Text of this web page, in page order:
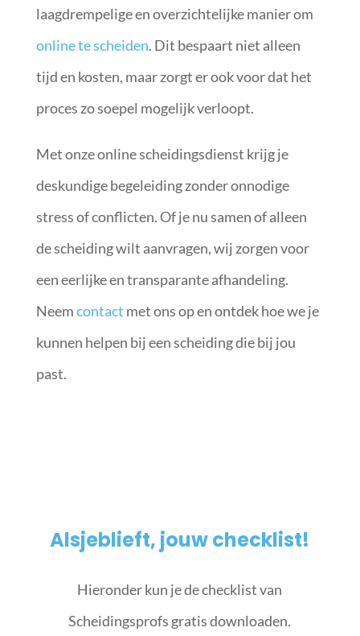
laagdrempelige en overzichtelijke manier om
online te scheiden. Dit bespaart niet alleen
tijd en kosten, maar zorgt er ook voor dat het
proces zo soepel mogelijk verloopt.
Met onze online scheidingsdienst krijg je
deskundige begeleiding zonder onnodige
stress of conflicten. Of je nu samen of alleen
de scheiding wilt aanvragen, wij zorgen voor
een eerlijke en transparante afhandeling.
Neemcontact met ons op en ontdek hoe we je
kunnen helpen bij een scheiding die bij jou
past.
Alsjeblieft, jouw checklist!
Hieronder kun je de checklist van
Scheidingsprofs gratis downloaden.